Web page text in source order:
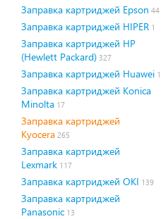
Заправка картриджей Epson 44
Заправка картриджей HIPER 1
Заправка картриджей HP
(Hewlett Packard) 327
Заправка картриджей Huawei 1
Заправка картриджей Konica
Minolta 17
Заправка картриджей
Kyocera 265
Заправка картриджей
Lexmark 117
Заправка картриджей OKI 139
Заправка картриджей
Panasonic 13